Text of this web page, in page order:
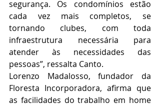
segurança. Os condomínios estão
cada vez mais completos, se
tornando clubes, com toda
infraestrutura necessária para
atender às necessidades das
pessoas”, ressalta Canto.
Lorenzo Madalosso, fundador da
Floresta Incorporadora, afirma que
as facilidades do trabalho em home